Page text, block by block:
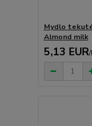
Mydlo
Almond milk
5,13 EUR/